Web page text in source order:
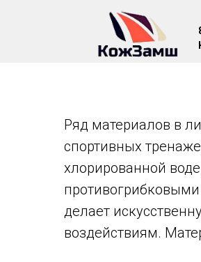
Ряд материалов в
спортивных
хлорированной
делает
воздействиям.